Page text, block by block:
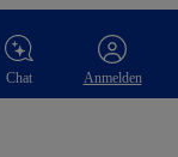
Chat Anmelden